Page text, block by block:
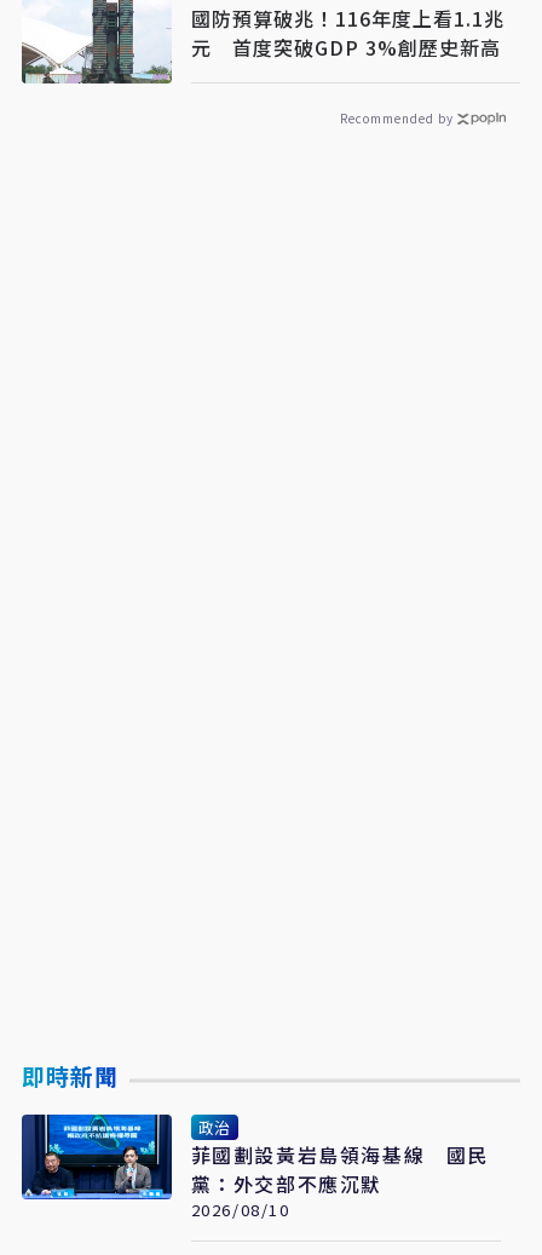
國防預算破兆！116年度上看1.1兆
元 首度突破GDP 3%創歷史新高
Recommended by
即時新聞
政治
菲國劃設黃岩島領海基線 國民
黨：外交部不應沉默
2026/08/10